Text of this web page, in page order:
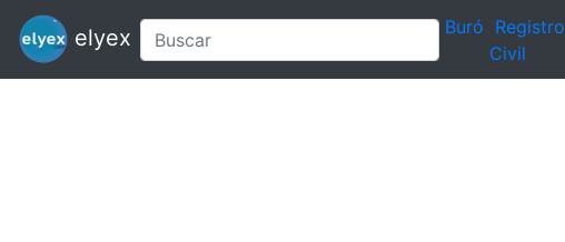
elyex Buró Registro
Civil